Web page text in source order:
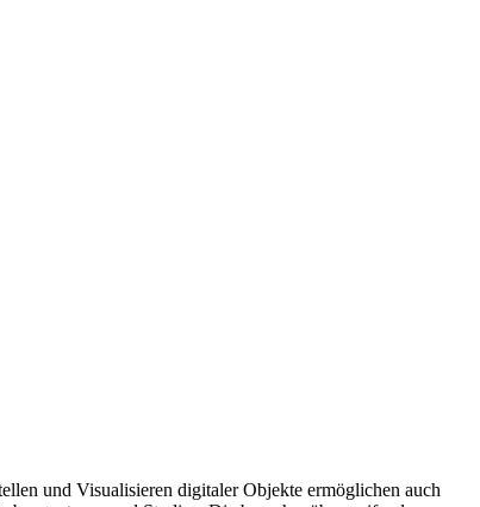
und Visualisieren digitaler Objekte ermöglichen auch